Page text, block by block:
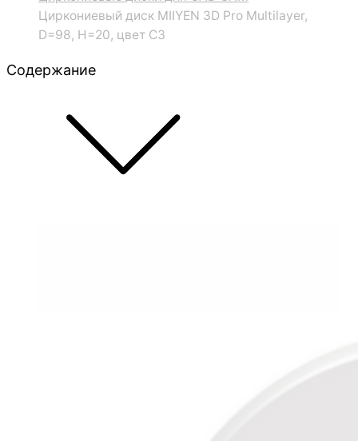
Циркониевый диск MIIYEN 3D Pro Multilayer,
D=98, H=20, цвет C3
Содержание